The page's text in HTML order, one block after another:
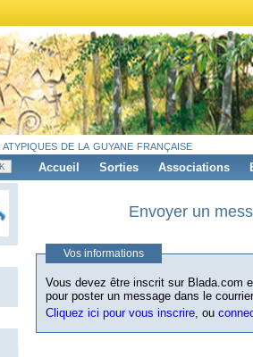
de la guyane française
Accueil Sorties Associations
Envoyer un
Vos informations
Vous devez être inscrit sur Blada.com
pour poster un message dans le
Cliquez ici pour vous inscrire, ou